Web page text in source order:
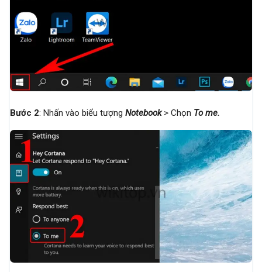
Bước 2: Nhấn vào biểu tượng Notebook > Chọn To me.